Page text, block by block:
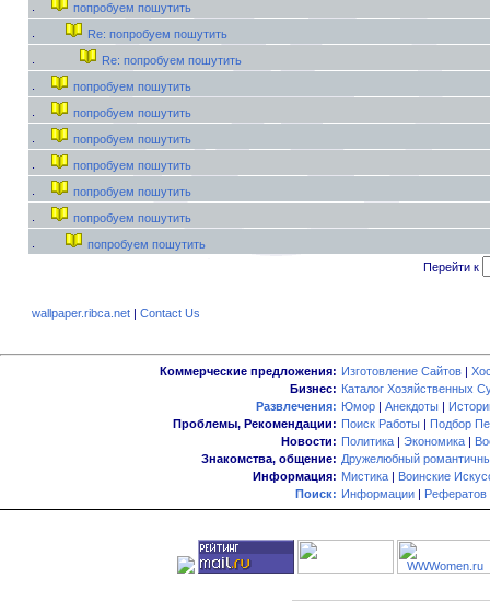
попробуем пошутить
Re: попробуем пошутить
Re: попробуем пошутить
попробуем пошутить
попробуем пошутить
попробуем пошутить
попробуем пошутить
попробуем пошутить
попробуем пошутить
попробуем пошутить
Перейти к
wallpaper.ribca.net| Contact Us
Коммерческие предложения: Изготовление Сайтов |
Бизнес: Каталог Хозяйственных
Развлечения: Юмор | Анекдоты |
Проблемы, Рекомендации: Поиск Работы | Подбор
Новости: Политика | Экономика |
Знакомства, общение: Дружелюбный
Информация: Мистика | Воинские
Поиск: Информации | Рефератов